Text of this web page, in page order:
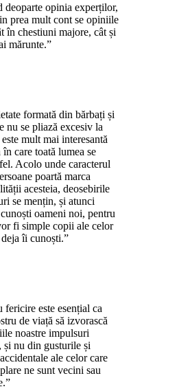
deoparte opinia experților,
prea mult cont se opiniile
în chestiuni majore, cât și
mărunte.”
formată din bărbați și
nu se pliază excesiv la
mult mai interesantă
în care toată lumea se
Acolo unde caracterul
poartă marca
acesteia, deosebirile
se mențin, și atunci
oameni noi, pentru
fi simple copii ale celor
îi cunoști.”
este esențial ca
de viață să izvorască
noastre impulsuri
și nu din gusturile și
ale celor care
ne sunt vecini sau